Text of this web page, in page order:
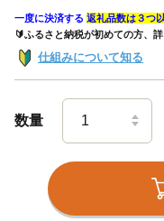
一度に決済する 返礼品数は３つ
🔰ふるさと納税が初めての方、
仕組みについて知る
数量